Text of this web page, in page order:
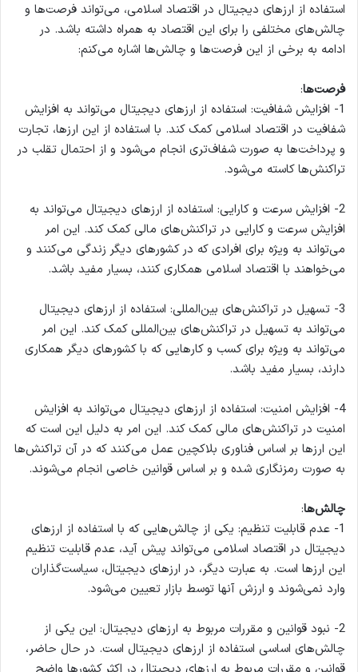
استفاده از ارزهای دیجیتال در اقتصاد اسلامی، می‌تواند فرصت‌ها و
چالش‌های مختلفی را برای این اقتصاد به همراه داشته باشد. در
ادامه به برخی از این فرصت‌ها و چالش‌ها اشاره می‌کنم:
فرصت‌ها:
1- افزایش شفافیت: استفاده از ارزهای دیجیتال می‌تواند به افزایش
شفافیت در اقتصاد اسلامی کمک کند. با استفاده از این ارزها، تجارت
و پرداخت‌ها به صورت شفاف‌تری انجام می‌شود و از احتمال تقلب در
تراکنش‌ها کاسته می‌شود.
2- افزایش سرعت و کارایی: استفاده از ارزهای دیجیتال می‌تواند به
افزایش سرعت و کارایی در تراکنش‌های مالی کمک کند. این امر
می‌تواند به ویژه برای افرادی که در کشورهای دیگر زندگی می‌کنند و
می‌خواهند با اقتصاد اسلامی همکاری کنند، بسیار مفید باشد.
3- تسهیل در تراکنش‌های بین‌المللی: استفاده از ارزهای دیجیتال
می‌تواند به تسهیل در تراکنش‌های بین‌المللی کمک کند. این امر
می‌تواند به ویژه برای کسب و کارهایی که با کشورهای دیگر همکاری
دارند، بسیار مفید باشد.
4- افزایش امنیت: استفاده از ارزهای دیجیتال می‌تواند به افزایش
امنیت در تراکنش‌های مالی کمک کند. این امر به دلیل این است که
این ارزها بر اساس فناوری بلاکچین عمل می‌کنند که در آن تراکنش‌ها
به صورت رمزنگاری شده و بر اساس قوانین خاصی انجام می‌شوند.
چالش‌ها:
1- عدم قابلیت تنظیم: یکی از چالش‌هایی که با استفاده از ارزهای
دیجیتال در اقتصاد اسلامی می‌تواند پیش آید، عدم قابلیت تنظیم
این ارزها است. به عبارت دیگر، در ارزهای دیجیتال، سیاست‌گذاران
وارد نمی‌شوند و ارزش آنها توسط بازار تعیین می‌شود.
2- نبود قوانین و مقررات مربوط به ارزهای دیجیتال: این یکی از
چالش‌های اساسی استفاده از ارزهای دیجیتال است. در حال حاضر،